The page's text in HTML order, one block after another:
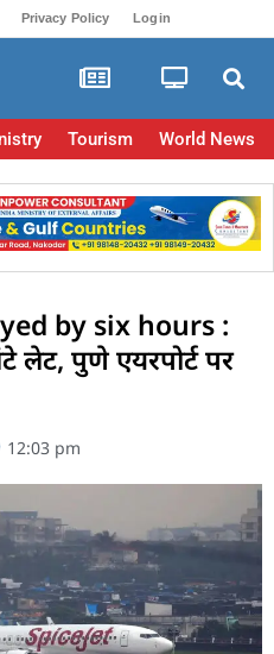
Privacy Policy Login
Tourism World News
by six hours :
लेट, पुणे एयरपोर्ट पर
12:03 pm